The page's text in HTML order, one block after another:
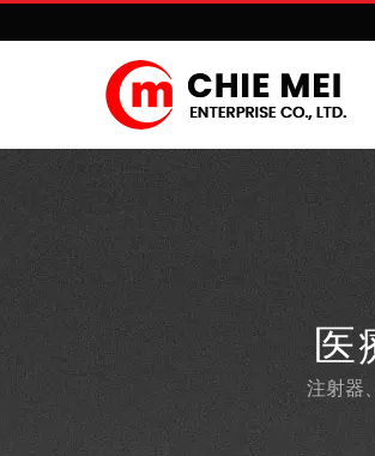
医
注射器